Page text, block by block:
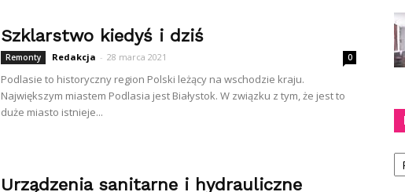
Szklarstwo kiedyś i dziś
Remonty Redakcja - 28 marca 2021 0
Podlasie to historyczny region Polski leżący na wschodzie kraju.
Największym miastem Podlasia jest Białystok. W związku z tym, że jest to
duże miasto istnieje...
Urządzenia sanitarne i hydrauliczne